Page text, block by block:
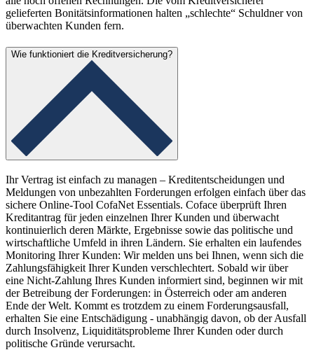
gelieferten Bonitätsinformationen halten „schlechte“ Schuldner von
überwachten Kunden fern.
Wie funktioniert die Kreditversicherung?
Ihr Vertrag ist einfach zu managen – Kreditentscheidungen und
Meldungen von unbezahlten Forderungen erfolgen einfach über das
sichere Online-Tool CofaNet Essentials. Coface überprüft Ihren
Kreditantrag für jeden einzelnen Ihrer Kunden und überwacht
kontinuierlich deren Märkte, Ergebnisse sowie das politische und
wirtschaftliche Umfeld in ihren Ländern. Sie erhalten ein laufendes
Monitoring Ihrer Kunden: Wir melden uns bei Ihnen, wenn sich die
Zahlungsfähigkeit Ihrer Kunden verschlechtert. Sobald wir über
eine Nicht-Zahlung Ihres Kunden informiert sind, beginnen wir mit
der Betreibung der Forderungen: in Österreich oder am anderen
Ende der Welt. Kommt es trotzdem zu einem Forderungsausfall,
erhalten Sie eine Entschädigung - unabhängig davon, ob der Ausfall
durch Insolvenz, Liquiditätsprobleme Ihrer Kunden oder durch
politische Gründe verursacht.